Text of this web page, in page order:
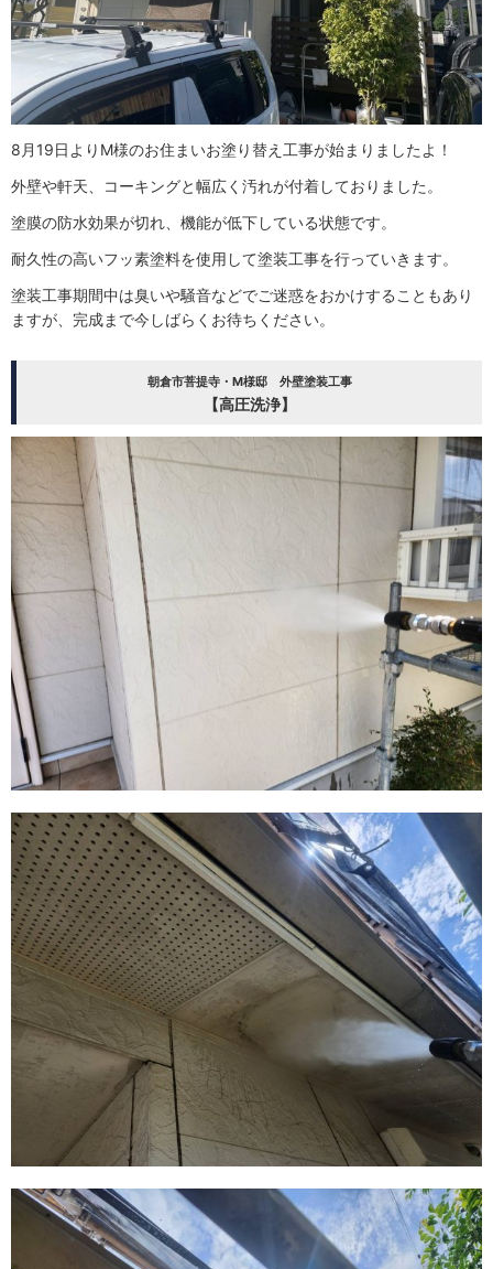
8月19日よりM様のお住まいお塗り替え工事が始まりましたよ！
外壁や軒天、コーキングと幅広く汚れが付着しておりました。
塗膜の防水効果が切れ、機能が低下している状態です。
耐久性の高いフッ素塗料を使用して塗装工事を行っていきます。
塗装工事期間中は臭いや騒音などでご迷惑をおかけすることもあり
ますが、完成まで今しばらくお待ちください。
朝倉市菩提寺・M様邸 外壁塗装工事
【高圧洗浄】